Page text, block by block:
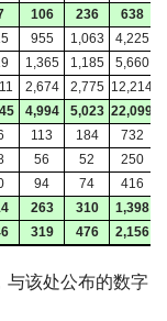
106 236 638
955 1,063 4,225
1,365 1,185 5,660
2,674 2,775 12,214
4,994 5,023 22,099
113 184 732
56 52 250
94 74 416
263 310 1,398
319 476 2,156
与该处公布的数字